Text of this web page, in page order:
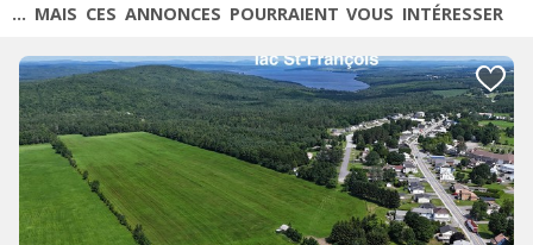
... MAIS CES ANNONCES POURRAIENT VOUS INTÉRESSER